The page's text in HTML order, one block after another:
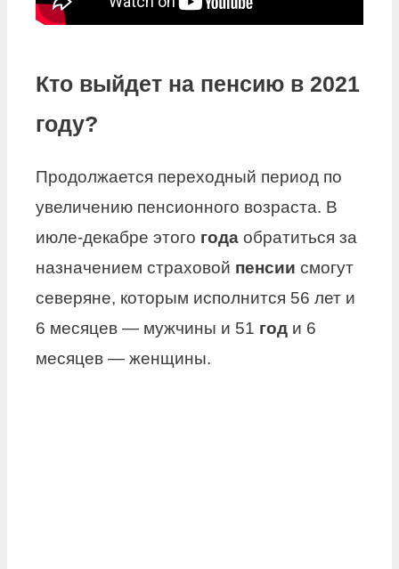
Кто выйдет на пенсию в 2021
году?
Продолжается переходный период по
увеличению пенсионного возраста. В
июле-декабре этого года обратиться за
назначением страховой пенсии смогут
северяне, которым исполнится 56 лет и
6 месяцев — мужчины и 51 год и 6
месяцев — женщины.